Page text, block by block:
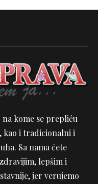
kome se prepliću
kao i tradicionalni i
Sa nama ćete
lepšim i
jer verujemo